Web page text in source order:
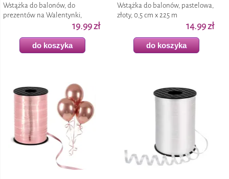
Wstążka do balonów, do
prezentów na Walentynki,
wesele "Metalic", czerwona, 0,5
19.99 zł
do koszyka
Wstążka do balonów, pastelowa,
złoty, 0,5 cm x 225 m
14.99 zł
do koszyka